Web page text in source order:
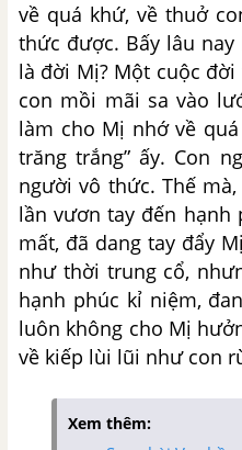
về quá khứ, về thuở
thức được. Bấy lâu
là đời Mị? Một cuộc
con mồi mãi sa vào
làm cho Mị nhớ về
trăng trắng” ấy. Con
người vô thức. Thế
lần vươn tay đến hạnh
mất, đã dang tay đẩy
như thời trung cổ,
hạnh phúc kỉ niệm,
luôn không cho Mị
về kiếp lùi lũi như con
Xem thêm: